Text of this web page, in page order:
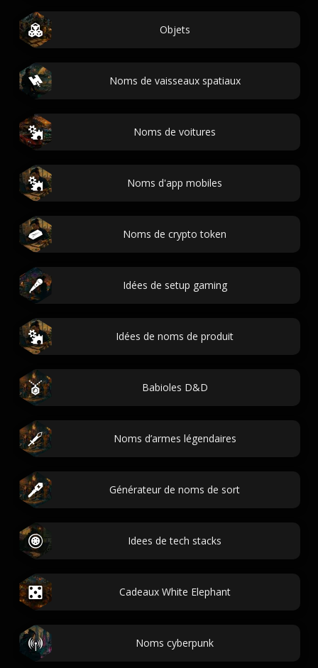
Objets
Noms de vaisseaux spatiaux
Noms de voitures
Noms d'app mobiles
Noms de crypto token
Idées de setup gaming
Idées de noms de produit
Babioles D&D
Noms d’armes légendaires
Générateur de noms de sort
Idees de tech stacks
Cadeaux White Elephant
Noms cyberpunk